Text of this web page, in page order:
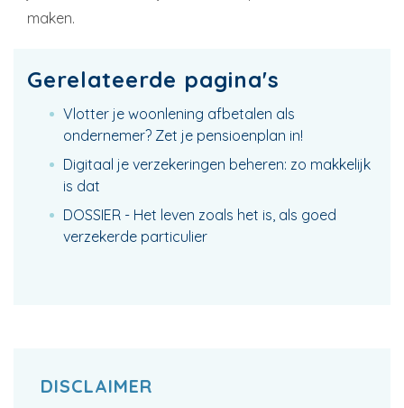
maken.
Gerelateerde pagina's
Vlotter je woonlening afbetalen als
ondernemer? Zet je pensioenplan in!
Digitaal je verzekeringen beheren: zo makkelijk
is dat
DOSSIER - Het leven zoals het is, als goed
verzekerde particulier
DISCLAIMER